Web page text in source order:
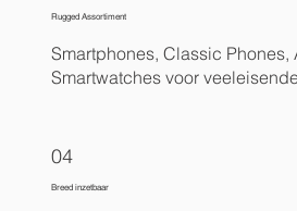
Rugged Assortiment
Smartphones, Classic Phones,
Smartwatches voor
04
Breed inzetbaar